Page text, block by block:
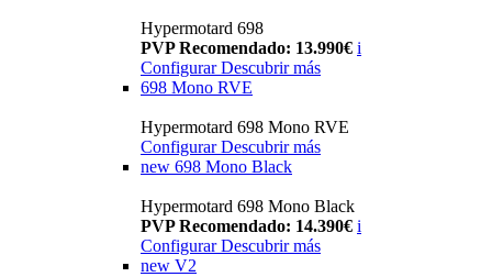
Hypermotard 698
PVP Recomendado: 13.990€ i
ConfigurarDescubrir más
698 Mono RVE
Hypermotard 698 Mono RVE
Configurar Descubrir más
new 698 Mono Black
Hypermotard 698 Mono Black
PVP Recomendado: 14.390€ i
Configurar Descubrir más
new V2